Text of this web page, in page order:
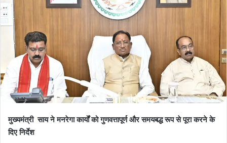
मुख्यमंत्री साय ने मनरेगा कार्यों को गुणवत्तापूर्ण और समयबद्ध रूप से पूरा करने के
दिए निर्देश